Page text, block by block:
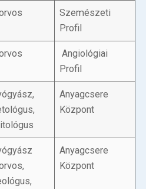
Szemészeti
Profil
Angiológiai
Profil
Anyagcsere
Központ
Anyagcsere
Központ